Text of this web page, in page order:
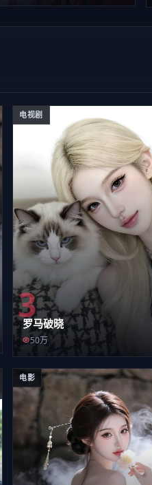
3
电视剧
罗马破晓
50万
电影